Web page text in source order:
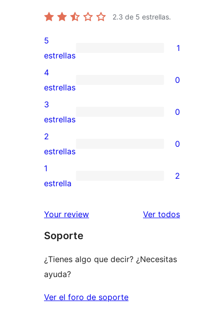
2.3 de 5 estrellas.
1
valoración
de
5
estrellas
5
estrellas
1
0
valoraciones
de
4
estrellas
4
estrellas
0
0
valoraciones
de
3
estrellas
3
estrellas
0
0
valoraciones
de
estrellas
2
estrellas
0
2
de
estrellas
1
estrella
2
Your review Ver todoslos
Soporte
¿Tienes algo que decir? ¿Necesitas
ayuda?
Ver el foro de soporte